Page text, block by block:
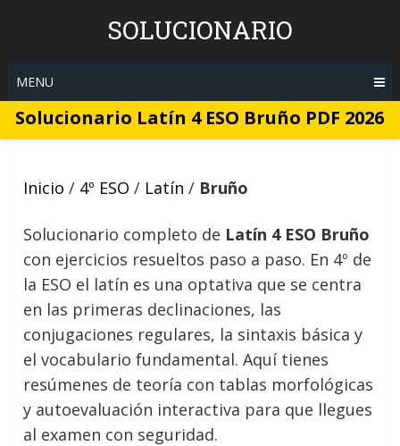
SOLUCIONARIO
MENU
Solucionario Latín 4 ESO Bruño PDF 2026
Inicio / 4º ESO / Latín / Bruño
Solucionario completo de Latín 4 ESO Bruño
con ejercicios resueltos paso a paso. En 4º de
la ESO el latín es una optativa que se centra
en las primeras declinaciones, las
conjugaciones regulares, la sintaxis básica y
el vocabulario fundamental. Aquí tienes
resúmenes de teoría con tablas morfológicas
y autoevaluación interactiva para que llegues
al examen con seguridad.